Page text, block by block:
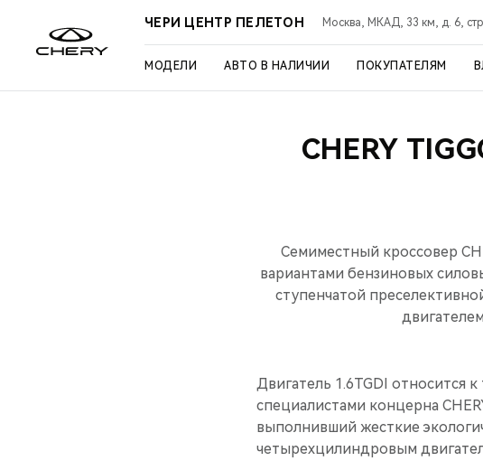
ЧЕРИ ЦЕНТР ПЕЛЕТОН Москва, МКАД, 33 км, д. 6,
МОДЕЛИ АВТО В НАЛИЧИИ ПОКУПАТЕЛЯМ
CHERY
Семиместный кроссовер
вариантами бензиновых
ступенчатой
Двигатель 1.6TGDI относится
специалистами концерна
выполнивший жесткие
четырехцилиндровым